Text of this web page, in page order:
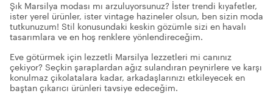
Şık Marsilya modası mı arzuluyorsunuz? İster trendi kıyafetler,
ister yerel ürünler, ister vintage hazineler olsun, ben sizin moda
tutkunuzum! Stil konusundaki keskin gözümle sizi en havalı
tasarımlara ve en hoş renklere yönlendireceğim.
Eve götürmek için lezzetli Marsilya lezzetleri mi canınız
çekiyor? Seçkin şaraplardan ağız sulandıran peynirlere ve karşı
konulmaz çikolatalara kadar, arkadaşlarınızı etkileyecek en
baştan çıkarıcı ürünleri tavsiye edeceğim.